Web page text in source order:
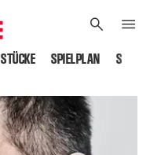
STÜCKE SPIELPLAN